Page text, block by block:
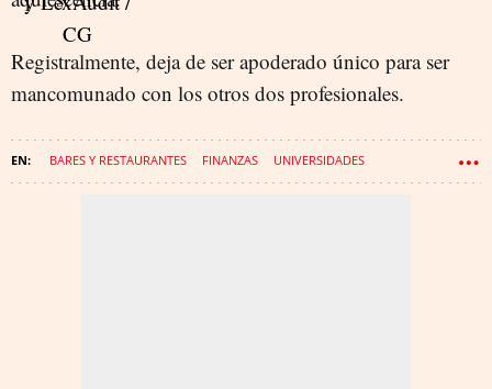
Registralmente, deja de ser apoderado único para ser
mancomunado con los otros dos profesionales.
BARES Y RESTAURANTES FINANZAS UNIVERSIDADES